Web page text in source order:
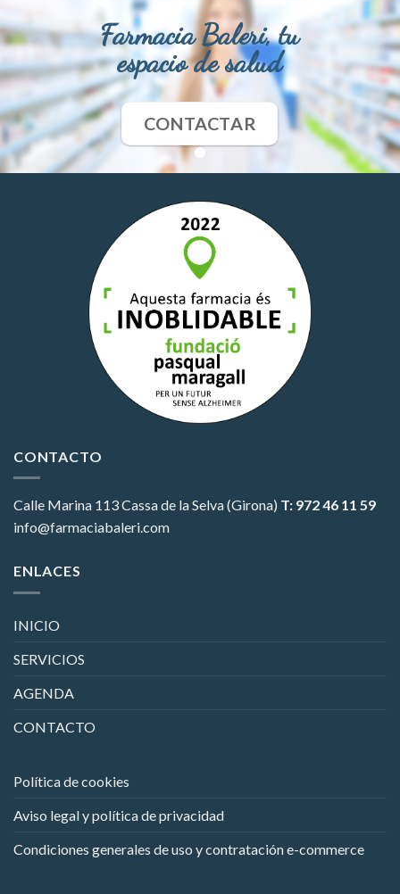
Farmacia Baleri, tu
espacio de salud
CONTACTAR
CONTACTO
Calle Marina 113Cassa de la Selva (Girona) T: 972 46 11 59
info@farmaciabaleri.com
ENLACES
INICIO
SERVICIOS
AGENDA
CONTACTO
Política de cookies
Aviso legal y política de privacidad
Condiciones generales de uso y contratación e-commerce